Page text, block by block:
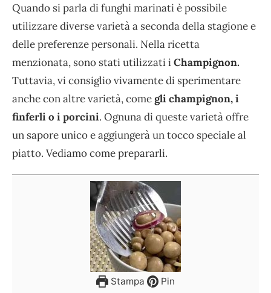
Quando si parla di funghi marinati è possibile
utilizzare diverse varietà a seconda della stagione e
delle preferenze personali. Nella ricetta
menzionata, sono stati utilizzati iChampignon.
Tuttavia, vi consiglio vivamente di sperimentare
anche con altre varietà, comegli champignon, i
finferli o i porcini. Ognuna di queste varietà offre
un sapore unico e aggiungerà un tocco speciale al
piatto. Vediamo come prepararli.
Stampa Pin